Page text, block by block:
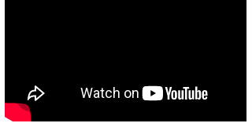
ライター/寄稿メディア
Core Surf Japan